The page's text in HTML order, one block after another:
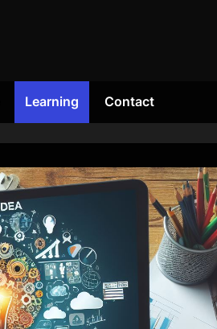
Learning Contact